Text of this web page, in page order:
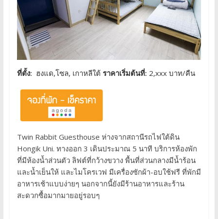
ที่ตั้ง: ฮงแด,โซล, เกาหลีใต้ ราคาเริ่มต้นที่: 2,xxx บาท/คืน
Twin Rabbit Guesthouse ห่างจากสถานีรถไฟใต้ดิน
Hongik Uni. ทางออก 3 เดินประมาณ 5 นาที บริการห้องพัก
ที่มีห้องน้ำส่วนตัว ลิฟต์ที่กว้างขวาง พื้นที่ส่วนกลางมีน้ำร้อน
และน้ำเย็นให้ และไมโครเวฟ มีเครื่องซักผ้า-อบใช้ฟรี ที่พักมี
อาหารเช้าแบบง่ายๆ นอกจากนี้ยังมีร้านอาหารและร้าน
สะดวกซื้อมากมายอยู่รอบๆ